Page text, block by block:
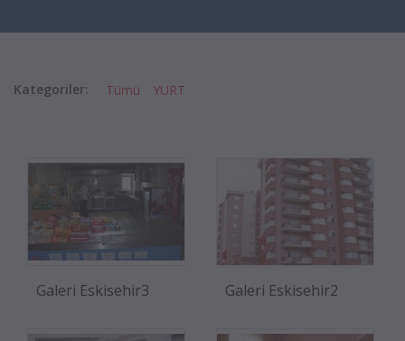
Kategoriler: Tümü YURT
Galeri Eskisehir3 Galeri Eskisehir2